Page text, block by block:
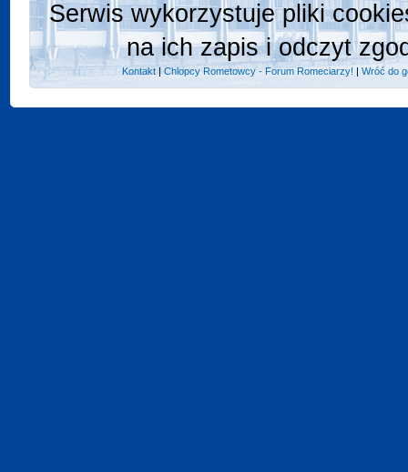
Serwis wykorzystuje pliki
na ich zapis i odczyt
Kontakt |Chlopcy Rometowcy - Forum Romeciarzy! |Wróć do